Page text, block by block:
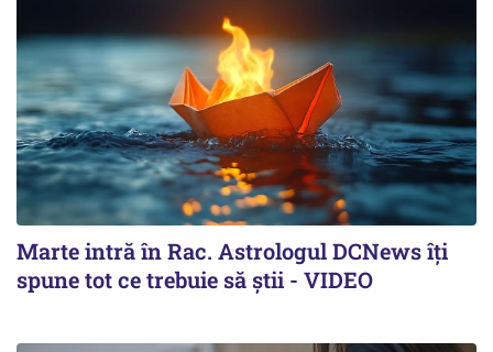
Marte intră în Rac. Astrologul DCNews îți
spune tot ce trebuie să știi - VIDEO